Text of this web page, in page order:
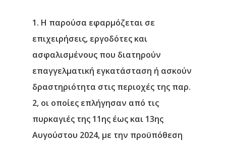
1. Η παρούσα εφαρμόζεται σε
επιχειρήσεις, εργοδότες και
ασφαλισμένους που διατηρούν
επαγγελματική εγκατάσταση ή ασκούν
δραστηριότητα στις περιοχές της παρ.
2, οι οποίες επλήγησαν από τις
πυρκαγιές της 11ης έως και 13ης
Αυγούστου 2024, με την προϋπόθεση